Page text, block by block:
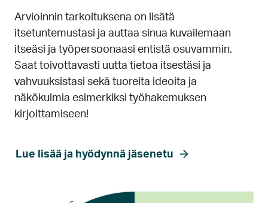
Arvioinnin tarkoituksena on lisätä
itsetuntemustasi ja auttaa sinua kuvailemaan
itseäsi ja työpersoonaasi entistä osuvammin.
Saat toivottavasti uutta tietoa itsestäsi ja
vahvuuksistasi sekä tuoreita ideoita ja
näkökulmia esimerkiksi työhakemuksen
kirjoittamiseen!
Lue lisää ja hyödynnä jäsenetu